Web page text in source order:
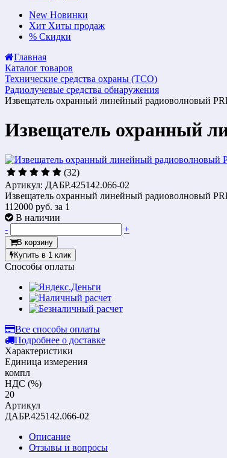
New Новинки
Хит Хиты продаж
% Скидки
Главная
Каталог товаров
Технические средства охраны (ТСО)
Радиолучевые средства обнаружения
Извещатель охранный линейный радиоволновый
Извещатель охранный
(32)
Артикул: ДАБР.425142.066-02
Извещатель охранный линейный радиоволновый
112000 руб. за 1
В наличии
-
+
В корзину
Купить в 1 клик
Способы оплаты
Все способы оплаты
Подробнее о доставке
Характеристики
Единица измерения
компл
НДС (%)
20
Артикул
ДАБР.425142.066-02
Описание
Отзывы и вопросы